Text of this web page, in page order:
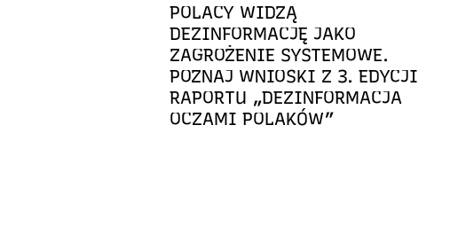
POLACY WIDZĄ
DEZINFORMACJĘ JAKO
ZAGROŻENIE SYSTEMOWE.
POZNAJ WNIOSKI Z 3. EDYCJI
RAPORTU „DEZINFORMACJA
OCZAMI POLAKÓW”